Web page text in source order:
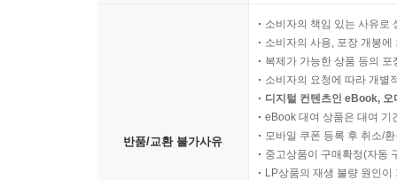
반품/교환 불가사유
소비자의 책임 있는 사유로
소비자의 사용, 포장 개봉
복제가 가능한 상품 등의
소비자의 요청에 따라 개별
디지털 컨텐츠인 eBook,
eBook 대여 상품은 대여 기
모바일 쿠폰 등록 후 취소/
중고상품이 구매확정(자동
LP상품의 재생 불량 원인